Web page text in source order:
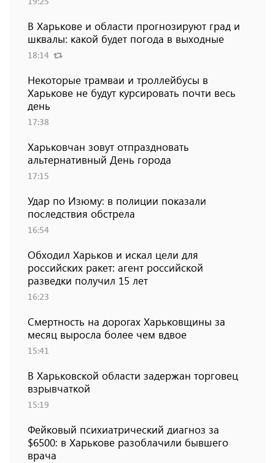
В Харькове и области прогнозируют град и
шквалы: какой будет погода в выходные
18:14
Некоторые трамваи и троллейбусы в
Харькове не будут курсировать почти весь
день
17:38
Харьковчан зовут отпраздновать
альтернативный День города
17:15
Удар по Изюму: в полиции показали
последствия обстрела
16:54
Обходил Харьков и искал цели для
российских ракет: агент российской
разведки получил 15 лет
16:23
Смертность на дорогах Харьковщины за
месяц выросла более чем вдвое
15:41
В Харьковской области задержан торговец
взрывчаткой
15:19
Фейковый психиатрический диагноз за
$6500: в Харькове разоблачили бывшего
врача